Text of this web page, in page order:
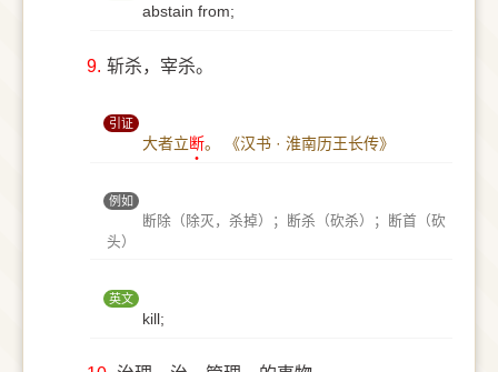
abstain from;
9. 斩杀，宰杀。
引证
大者立断。 《汉书 · 淮南历王长传》
例如
断除（除灭，杀掉）；断杀（砍杀）；断首（砍
头）
英文
kill;